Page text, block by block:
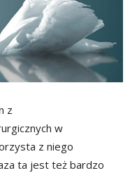
z
w
z niego
ta jest też bardzo